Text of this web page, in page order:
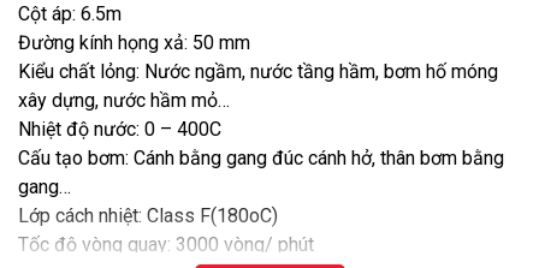
Cột áp: 6.5m
Đường kính họng xả: 50 mm
Kiểu chất lỏng: Nước ngầm, nước tầng hầm, bơm hố móng
xây dựng, nước hầm mỏ…
Nhiệt độ nước: 0 – 400C
Cấu tạo bơm: Cánh bằng gang đúc cánh hở, thân bơm bằng
gang…
Lớp cách nhiệt: Class F(180oC)
Tốc độ vòng quay: 3000 vòng/ phút